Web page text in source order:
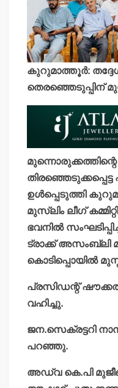
കുറുമാത്തൂര്‍:
തെരഞ്ഞെടുപ്പിന്
മുന്നൊരുക്കത്തിന്റെ
തിരഞ്ഞെടുക്കപ്പെട്ട
ഉള്‍പ്പെടുത്തി
മുസ്ലിം ലീഗ്
ഭവനില്‍
ട്രാക്ക് അസംബ്ലി
കൊടിപ്പൊയില്‍
പ്രസിഡന്റ്
വഹിച്ചു.
ജന.സെക്രട്ടറി
പറഞ്ഞു.
അഡ്വ കെ.പി